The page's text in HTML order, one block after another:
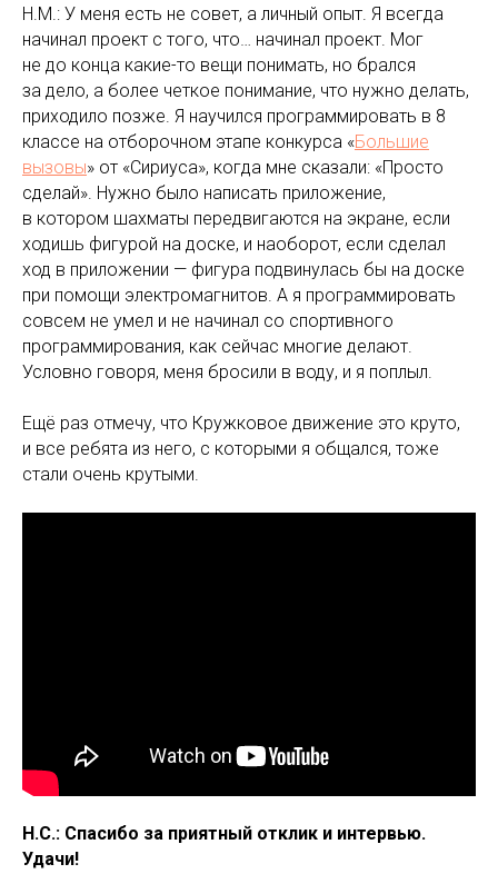
Н.М.: У меня есть не совет, а личный опыт. Я всегда
начинал проект с того, что… начинал проект. Мог
не до конца какие-то вещи понимать, но брался
за дело, а более четкое понимание, что нужно делать,
приходило позже. Я научился программировать в 8
классе на отборочном этапе конкурса «Большие
вызовы» от «Сириуса», когда мне сказали: «Просто
сделай». Нужно было написать приложение,
в котором шахматы передвигаются на экране, если
ходишь фигурой на доске, и наоборот, если сделал
ход в приложении — фигура подвинулась бы на доске
при помощи электромагнитов. А я программировать
совсем не умел и не начинал со спортивного
программирования, как сейчас многие делают.
Условно говоря, меня бросили в воду, и я поплыл.
Ещё раз отмечу, что Кружковое движение это круто,
и все ребята из него, с которыми я общался, тоже
стали очень крутыми.
Н.С.: Спасибо за приятный отклик и интервью.
Удачи!